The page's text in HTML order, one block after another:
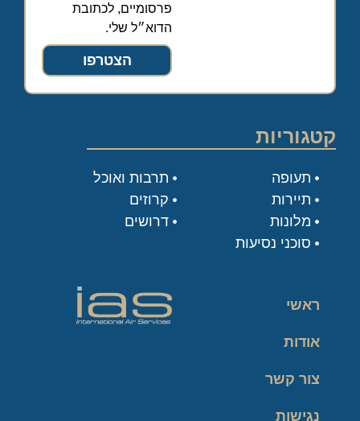
פרסומיים, לכתובת
הדוא״ל שלי.
הצטרפו
קטגוריות
תעופה
תיירות
מלונות
סוכני נסיעות
תרבות ואוכל
קרוזים
דרושים
ראשי
אודות
צור קשר
נגישות